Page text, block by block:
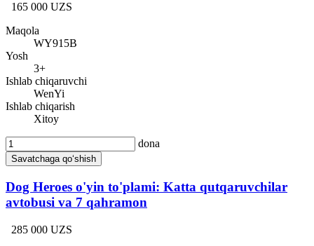
165 000 UZS
Maqola
WY915B
Yosh
3+
Ishlab chiqaruvchi
WenYi
Ishlab chiqarish
Xitoy
dona
Savatchaga qo‘shish
Dog Heroes o'yin to'plami: Katta qutqaruvchilar
avtobusi va 7 qahramon
285 000 UZS